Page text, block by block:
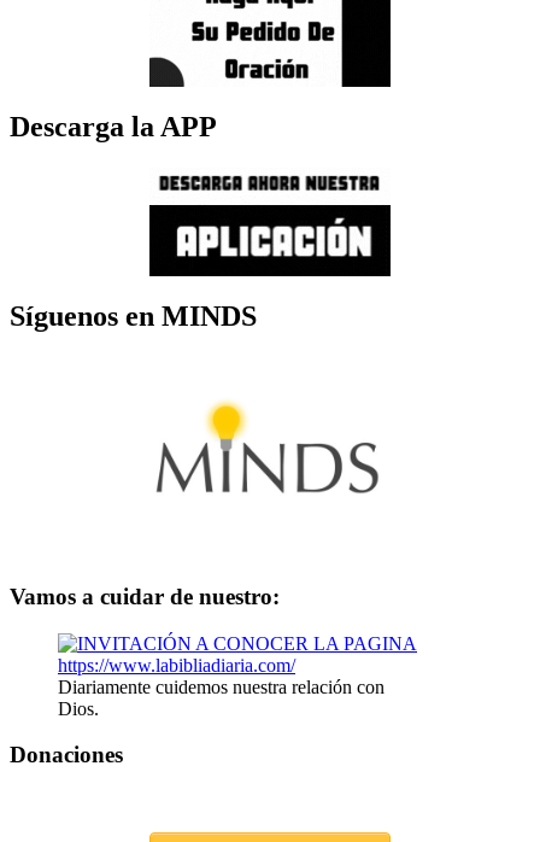
Descarga la APP
Síguenos en MINDS
Vamos a cuidar de nuestro:
Diariamente cuidemos nuestra relación con
Dios.
Donaciones